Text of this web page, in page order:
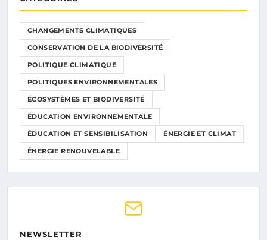
CHANGEMENTS CLIMATIQUES
CONSERVATION DE LA BIODIVERSITÉ
POLITIQUE CLIMATIQUE
POLITIQUES ENVIRONNEMENTALES
ÉCOSYSTÈMES ET BIODIVERSITÉ
ÉDUCATION ENVIRONNEMENTALE
ÉDUCATION ET SENSIBILISATION ÉNERGIE ET CLIMAT
ÉNERGIE RENOUVELABLE
NEWSLETTER